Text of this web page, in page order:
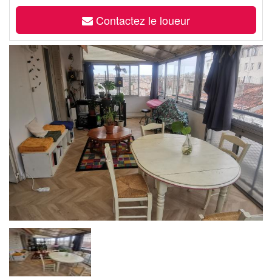
Contactez le loueur